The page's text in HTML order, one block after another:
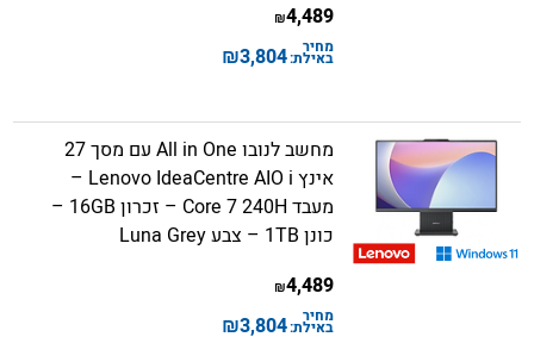
4,489
₪
מחיר
באילת:3,804
₪
מחשב לנובו All in One עם מסך 27
אינץ Lenovo IdeaCentre AIO i –
מעבד Core 7 240H – זכרון 16GB –
כונן 1TB – צבע Luna Grey
4,489
₪
מחיר
באילת:3,804
₪